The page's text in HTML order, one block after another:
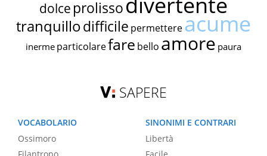
dolce prolisso
tranquillodifficile permettereacume
inerme particolarefare bello amore paura
SAPERE
VOCABOLARIO
Ossimoro
SINONIMI E CONTRARI
Libertà